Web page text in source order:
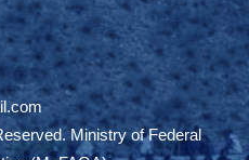
Ministry of Federal